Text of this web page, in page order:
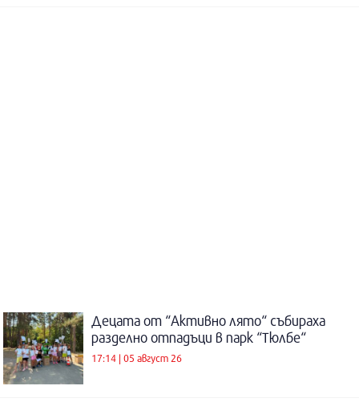
Децата от “Активно лято“ събираха
разделно отпадъци в парк “Тюлбе“
17:14 | 05 август 26